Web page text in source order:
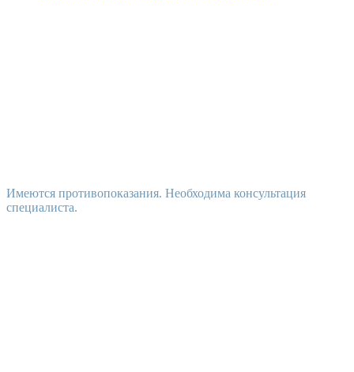
Имеются противопоказания. Необходима консультация
специалиста.